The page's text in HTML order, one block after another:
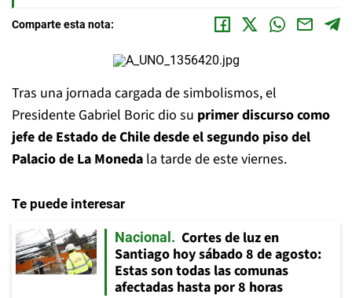
Comparte esta nota:
Tras una jornada cargada de simbolismos, el
Presidente Gabriel Boric dio su primer discurso como
jefe de Estado de Chile desde el segundo piso del
Palacio de La Moneda la tarde de este viernes.
Te puede interesar
Nacional
Cortes de luz en
Santiago hoy sábado 8 de agosto:
Estas son todas las comunas
afectadas hasta por 8 horas